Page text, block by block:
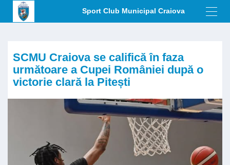
Sport Club Municipal Craiova
SCMU Craiova se califică în faza
următoare a Cupei României după o
victorie clară la Pitești